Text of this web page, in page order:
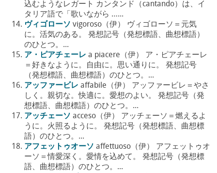
込むようなレガート カンタンド（cantando）は、イ
タリア語で「歌いながら …...
ヴィゴローソ vigoroso（伊） ヴィゴローソ＝元気
に。活気のある。 発想記号（発想標語、曲想標語）
のひとつ。...
ア・ピアチェーレ a piacere（伊） ア・ピアチェーレ
＝好きなように。自由に。思い通りに。 発想記号
（発想標語、曲想標語）のひとつ。...
アッファービレ affabile（伊） アッファービレ＝やさ
しく。親切な。快適に。愛想のよい。 発想記号（発
想標語、曲想標語）のひとつ。...
アッチェーソ acceso（伊） アッチェーソ＝燃えるよ
うに。火照るように。 発想記号（発想標語、曲想標
語）のひとつ。...
アフェットゥオーソ affettuoso（伊） アフェットゥオ
ーソ＝情愛深く。愛情を込めて。 発想記号（発想標
語、曲想標語）のひとつ。...